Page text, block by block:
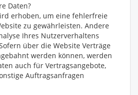
Daten?
erhoben, um eine fehlerfreie
zu gewährleisten. Andere
Ihres Nutzerverhaltens
über die Website Verträge
werden können, werden
auch für Vertragsangebote,
Auftragsanfragen